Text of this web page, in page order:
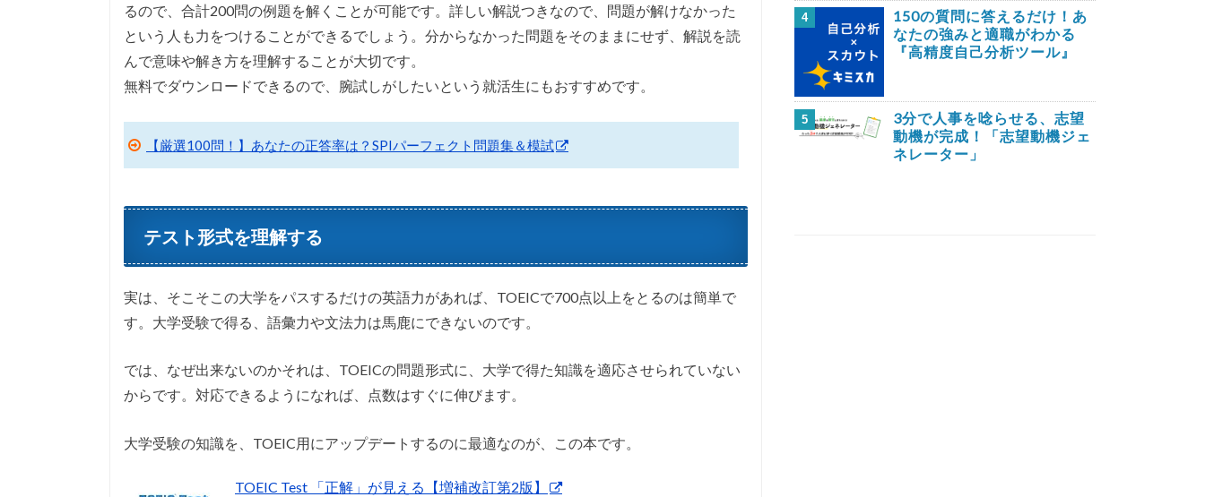
るので、合計200問の例題を解くことが可能です。詳しい解説つきなので、問題が解けなかった
という人も力をつけることができるでしょう。分からなかった問題をそのままにせず、解説を読
んで意味や解き方を理解することが大切です。
無料でダウンロードできるので、腕試しがしたいという就活生にもおすすめです。
【厳選100問！】あなたの正答率は？SPIパーフェクト問題集＆模試
テスト形式を理解する
実は、そこそこの大学をパスするだけの英語力があれば、TOEICで700点以上をとるのは簡単で
す。大学受験で得る、語彙力や文法力は馬鹿にできないのです。
では、なぜ出来ないのかそれは、TOEICの問題形式に、大学で得た知識を適応させられていない
からです。対応できるようになれば、点数はすぐに伸びます。
大学受験の知識を、TOEIC用にアップデートするのに最適なのが、この本です。
TOEIC Test 「正解」が見える【増補改訂第2版】
4
150の質問に答えるだけ！あ
なたの強みと適職がわかる
『高精度自己分析ツール』
5
3分で人事を唸らせる、志望
動機が完成！「志望動機ジェ
ネレーター」